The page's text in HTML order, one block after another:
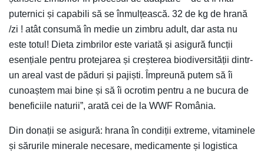
puternici și capabili să se înmulțească. 32 de kg de hrană
/zi ! atât consumă în medie un zimbru adult, dar asta nu
este totul! Dieta zimbrilor este variată și asigură funcții
esențiale pentru protejarea și creșterea biodiversității dintr-
un areal vast de păduri și pajiști. Împreună putem să îi
cunoaștem mai bine și să îi ocrotim pentru a ne bucura de
beneficiile naturii”, arată cei de la WWF România.
Din donații se asigură: hrana în condiții extreme, vitaminele
și sărurile minerale necesare, medicamente și logistica